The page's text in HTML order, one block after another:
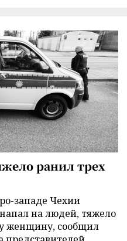
ранил трех
западе Чехии
на людей, тяжело
женщину, сообщил